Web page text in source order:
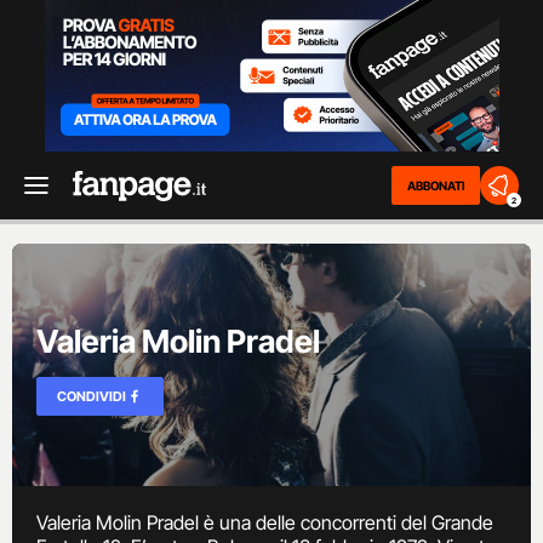
ABBONATI
2
Valeria Molin Pradel
CONDIVIDI
Valeria Molin Pradel è una delle concorrenti del Grande